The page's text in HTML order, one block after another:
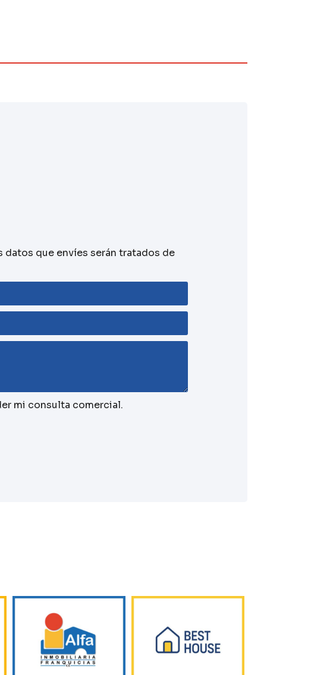
que envíes serán tratados de
mi consulta comercial.